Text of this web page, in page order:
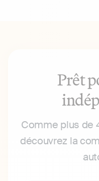
Prêt
Comme plus de
découvrez la